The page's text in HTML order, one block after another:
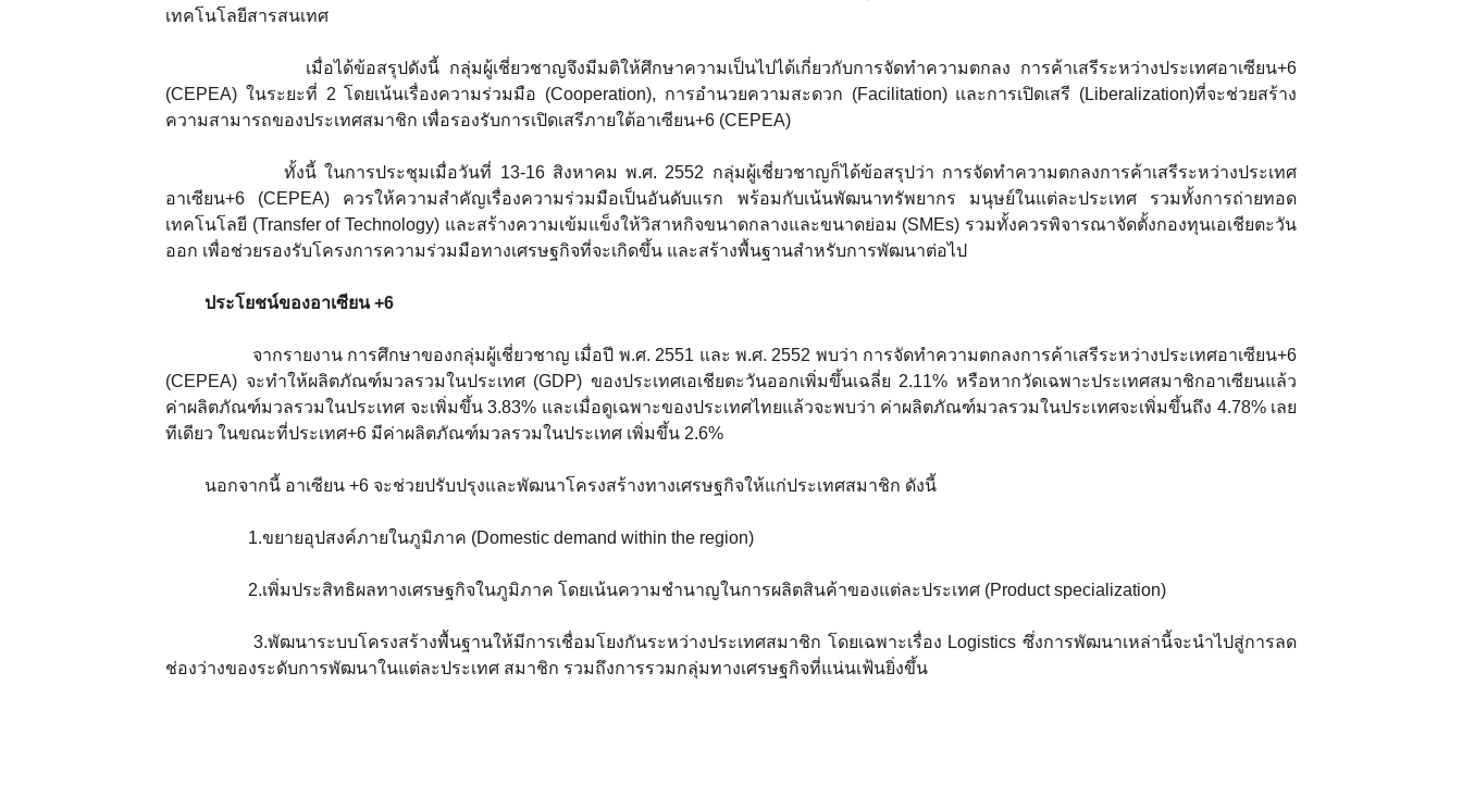
เทคโนโลยีสารสนเทศ
เมื่อได้ข้อสรุปดังนี้ กลุ่มผู้เชี่ยวชาญจึงมีมติให้ศึกษาความเป็นไปได้เกี่ยวกับการจัดทำความตกลง การค้าเสรีระหว่างประเทศอาเซียน+6
(CEPEA) ในระยะที่ 2 โดยเน้นเรื่องความร่วมมือ (Cooperation), การอำนวยความสะดวก (Facilitation) และการเปิดเสรี (Liberalization)ที่จะช่วยสร้าง
ความสามารถของประเทศสมาชิก เพื่อรองรับการเปิดเสรีภายใต้อาเซียน+6 (CEPEA)
ทั้งนี้ ในการประชุมเมื่อวันที่ 13-16 สิงหาคม พ.ศ. 2552 กลุ่มผู้เชี่ยวชาญก็ได้ข้อสรุปว่า การจัดทำความตกลงการค้าเสรีระหว่างประเทศ
อาเซียน+6 (CEPEA) ควรให้ความสำคัญเรื่องความร่วมมือเป็นอันดับแรก พร้อมกับเน้นพัฒนาทรัพยากร มนุษย์ในแต่ละประเทศ รวมทั้งการถ่ายทอด
เทคโนโลยี (Transfer of Technology) และสร้างความเข้มแข็งให้วิสาหกิจขนาดกลางและขนาดย่อม (SMEs) รวมทั้งควรพิจารณาจัดตั้งกองทุนเอเชียตะวัน
ออก เพื่อช่วยรองรับโครงการความร่วมมือทางเศรษฐกิจที่จะเกิดขึ้น และสร้างพื้นฐานสำหรับการพัฒนาต่อไป
ประโยชน์ของอาเซียน +6
จากรายงาน การศึกษาของกลุ่มผู้เชี่ยวชาญ เมื่อปี พ.ศ. 2551 และ พ.ศ. 2552 พบว่า การจัดทำความตกลงการค้าเสรีระหว่างประเทศอาเซียน+6
(CEPEA) จะทำให้ผลิตภัณฑ์มวลรวมในประเทศ (GDP) ของประเทศเอเชียตะวันออกเพิ่มขึ้นเฉลี่ย 2.11% หรือหากวัดเฉพาะประเทศสมาชิกอาเซียนแล้ว
ค่าผลิตภัณฑ์มวลรวมในประเทศ จะเพิ่มขึ้น 3.83% และเมื่อดูเฉพาะของประเทศไทยแล้วจะพบว่า ค่าผลิตภัณฑ์มวลรวมในประเทศจะเพิ่มขึ้นถึง 4.78% เลย
ทีเดียว ในขณะที่ประเทศ+6 มีค่าผลิตภัณฑ์มวลรวมในประเทศ เพิ่มขึ้น 2.6%
นอกจากนี้ อาเซียน +6 จะช่วยปรับปรุงและพัฒนาโครงสร้างทางเศรษฐกิจให้แก่ประเทศสมาชิก ดังนี้
1.ขยายอุปสงค์ภายในภูมิภาค (Domestic demand within the region)
2.เพิ่มประสิทธิผลทางเศรษฐกิจในภูมิภาค โดยเน้นความชำนาญในการผลิตสินค้าของแต่ละประเทศ (Product specialization)
3.พัฒนาระบบโครงสร้างพื้นฐานให้มีการเชื่อมโยงกันระหว่างประเทศสมาชิก โดยเฉพาะเรื่อง Logistics ซึ่งการพัฒนาเหล่านี้จะนำไปสู่การลด
ช่องว่างของระดับการพัฒนาในแต่ละประเทศ สมาชิก รวมถึงการรวมกลุ่มทางเศรษฐกิจที่แน่นเฟ้นยิ่งขึ้น